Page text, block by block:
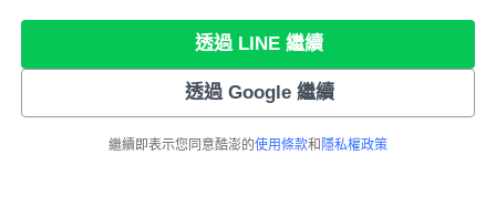
透過 LINE 繼續
透過 Google 繼續
繼續即表示您同意酷澎的使用條款和 隱私權政策